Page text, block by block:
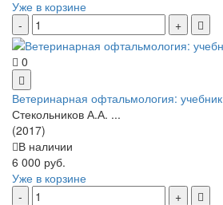
Уже в корзине
0
Ветеринарная офтальмология: учебник
Стекольников А.А. ...
(2017)
В наличии
6 000 руб.
Уже в корзине